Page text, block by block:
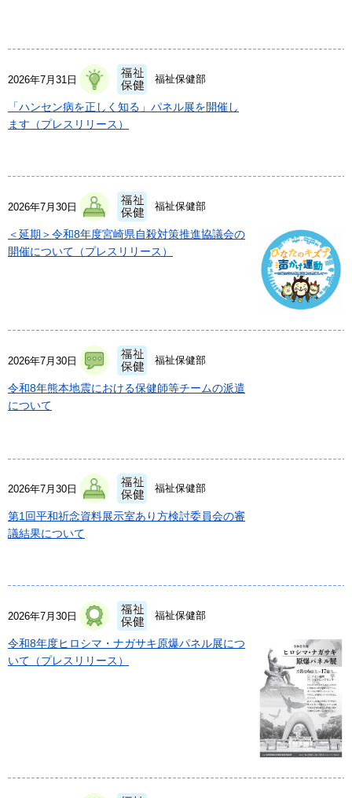
2026年7月31日 福祉保健部
「ハンセン病を正しく知る」パネル展を開催し
ます（プレスリリース）
2026年7月30日 福祉保健部
＜延期＞令和8年度宮崎県自殺対策推進協議会の
開催について（プレスリリース）
2026年7月30日 福祉保健部
令和8年熊本地震における保健師等チームの派遣
について
2026年7月30日 福祉保健部
第1回平和祈念資料展示室あり方検討委員会の審
議結果について
2026年7月30日 福祉保健部
令和8年度ヒロシマ・ナガサキ原爆パネル展につ
いて（プレスリリース）